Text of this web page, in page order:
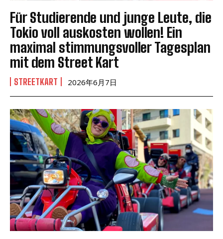
Für Studierende und junge Leute, die
Tokio voll auskosten wollen! Ein
maximal stimmungsvoller Tagesplan
mit dem Street Kart
STREETKART 2026年6月7日